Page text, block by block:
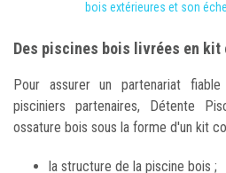
bois extérieures et son
Des piscines bois livrées en kit
Pour assurer un partenariat
pisciniers partenaires, Détente
ossature bois sous la forme d'un kit
la structure de la piscine bois ;